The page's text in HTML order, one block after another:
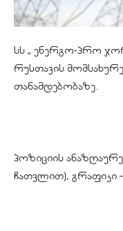
სს „ ენერგო-პრო
რუსთავის
თანამდებობაზე.
პოზიციის
ჩათვლით), გრაფიკი